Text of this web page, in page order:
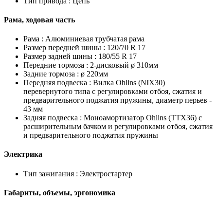
Рама, ходовая часть
Рама : Алюминиевая трубчатая рама
Размер передней шины : 120/70 R 17
Размер задней шины : 180/55 R 17
Передние тормоза : 2-дисковый ø 310мм
Задние тормоза : ø 220мм
Передняя подвеска : Вилка Ohlins (NIX30)
перевернутого типа с регулировками отбоя, сжатия и
предварительного поджатия пружины, диаметр перьев -
43 мм
Задняя подвеска : Моноамортизатор Ohlins (TTX36) с
расширительным бачком и регулировками отбоя, сжатия
и предварительного поджатия пружины
Электрика
Тип зажигания : Электростартер
Габариты, объемы, эргономика